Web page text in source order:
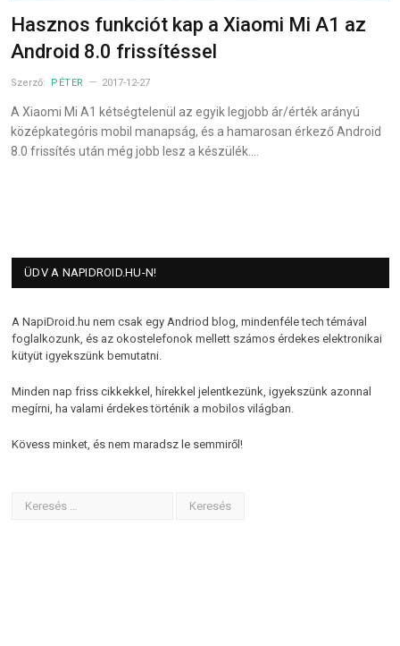
Hasznos funkciót kap a Xiaomi Mi A1 az
Android 8.0 frissítéssel
Szerző: PÉTER 2017-12-27
A Xiaomi Mi A1 kétségtelenül az egyik legjobb ár/érték arányú
középkategóris mobil manapság, és a hamarosan érkező Android
8.0 frissítés után még jobb lesz a készülék.…
ÜDV A NAPIDROID.HU-N!
A NapiDroid.hu nem csak egy Andriod blog, mindenféle tech témával
foglalkozunk, és az okostelefonok mellett számos érdekes elektronikai
kütyüt igyekszünk bemutatni.
Minden nap friss cikkekkel, hírekkel jelentkezünk, igyekszünk azonnal
megírni, ha valami érdekes történik a mobilos világban.
Kövess minket, és nem maradsz le semmiről!